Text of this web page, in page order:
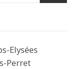
Elysées
Perret